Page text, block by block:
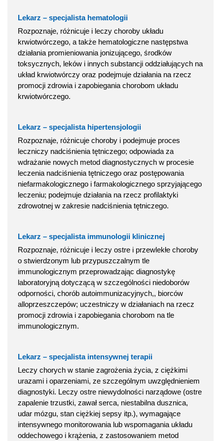
Lekarz – specjalista hematologii
Rozpoznaje, różnicuje i leczy choroby układu
krwiotwórczego, a także hematologiczne następstwa
działania promieniowania jonizującego, środków
toksycznych, leków i innych substancji oddziałujących na
układ krwiotwórczy oraz podejmuje działania na rzecz
promocji zdrowia i zapobiegania chorobom układu
krwiotwórczego.
Lekarz – specjalista hipertensjologii
Rozpoznaje, różnicuje choroby i podejmuje proces
leczniczy nadciśnienia tętniczego; odpowiada za
wdrażanie nowych metod diagnostycznych w procesie
leczenia nadciśnienia tętniczego oraz postępowania
niefarmakologicznego i farmakologicznego sprzyjającego
leczeniu; podejmuje działania na rzecz profilaktyki
zdrowotnej w zakresie nadciśnienia tętniczego.
Lekarz – specjalista immunologii klinicznej
Rozpoznaje, różnicuje i leczy ostre i przewlekłe choroby
o stwierdzonym lub przypuszczalnym tle
immunologicznym przeprowadzając diagnostykę
laboratoryjną dotyczącą w szczególności niedoborów
odporności, chorób autoimmunizacyjnych,, biorców
alloprzeszczepów; uczestniczy w działaniach na rzecz
promocji zdrowia i zapobiegania chorobom na tle
immunologicznym.
Lekarz – specjalista intensywnej terapii
Leczy chorych w stanie zagrożenia życia, z ciężkimi
urazami i oparzeniami, ze szczególnym uwzględnieniem
diagnostyki. Leczy ostre niewydolności narządowe (ostre
zapalenie trzustki, zawał serca, niestabilna dusznica,
udar mózgu, stan ciężkiej sepsy itp.), wymagające
intensywnego monitorowania lub wspomagania układu
oddechowego i krążenia, z zastosowaniem metod